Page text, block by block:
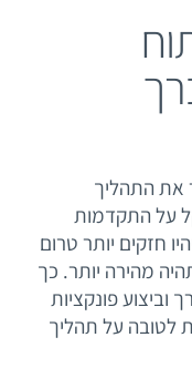
את התהליך
על התקדמות
חזקים יותר טרום
מהירה יותר. כך
וביצוע פונקציות
לטובה על תהליך